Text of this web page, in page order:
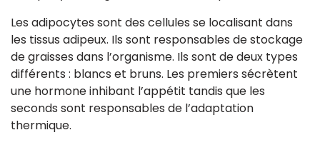
Les adipocytes sont des cellules se localisant dans
les tissus adipeux. Ils sont responsables de stockage
de graisses dans l’organisme. Ils sont de deux types
différents : blancs et bruns. Les premiers sécrètent
une hormone inhibant l’appétit tandis que les
seconds sont responsables de l’adaptation
thermique.